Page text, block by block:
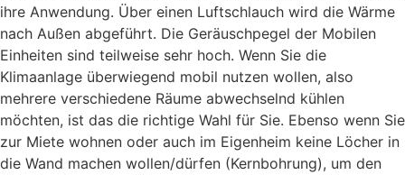
ihre Anwendung. Über einen Luftschlauch wird die Wärme
nach Außen abgeführt. Die Geräuschpegel der Mobilen
Einheiten sind teilweise sehr hoch. Wenn Sie die
Klimaanlage überwiegend mobil nutzen wollen, also
mehrere verschiedene Räume abwechselnd kühlen
möchten, ist das die richtige Wahl für Sie. Ebenso wenn Sie
zur Miete wohnen oder auch im Eigenheim keine Löcher in
die Wand machen wollen/dürfen (Kernbohrung), um den